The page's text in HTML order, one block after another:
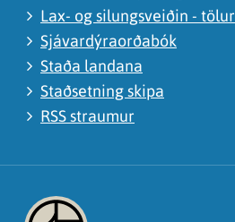
Lax- og silungsveiðin - tölur
Sjávardýraorðabók
Staða landana
Staðsetning skipa
RSS straumur